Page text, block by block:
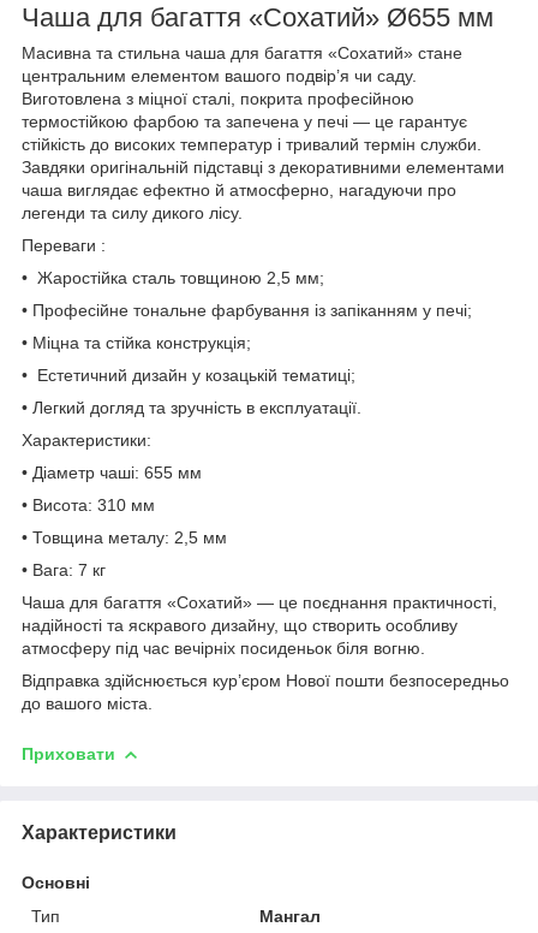
Чаша для багаття «Сохатий» Ø655 мм
Масивна та стильна чаша для багаття «Сохатий» стане
центральним елементом вашого подвір’я чи саду.
Виготовлена з міцної сталі, покрита професійною
термостійкою фарбою та запечена у печі — це гарантує
стійкість до високих температур і тривалий термін служби.
Завдяки оригінальній підставці з декоративними елементами
чаша виглядає ефектно й атмосферно, нагадуючи про
легенди та силу дикого лісу.
Переваги :
• Жаростійка сталь товщиною 2,5 мм;
• Професійне тональне фарбування із запіканням у печі;
• Міцна та стійка конструкція;
• Естетичний дизайн у козацькій тематиці;
• Легкий догляд та зручність в експлуатації.
Характеристики:
• Діаметр чаші: 655 мм
• Висота: 310 мм
• Товщина металу: 2,5 мм
• Вага: 7 кг
Чаша для багаття «Сохатий» — це поєднання практичності,
надійності та яскравого дизайну, що створить особливу
атмосферу під час вечірніх посиденьок біля вогню.
Відправка здійснюється кур’єром Нової пошти безпосередньо
до вашого міста.
Приховати
Характеристики
Основні
Тип
Мангал